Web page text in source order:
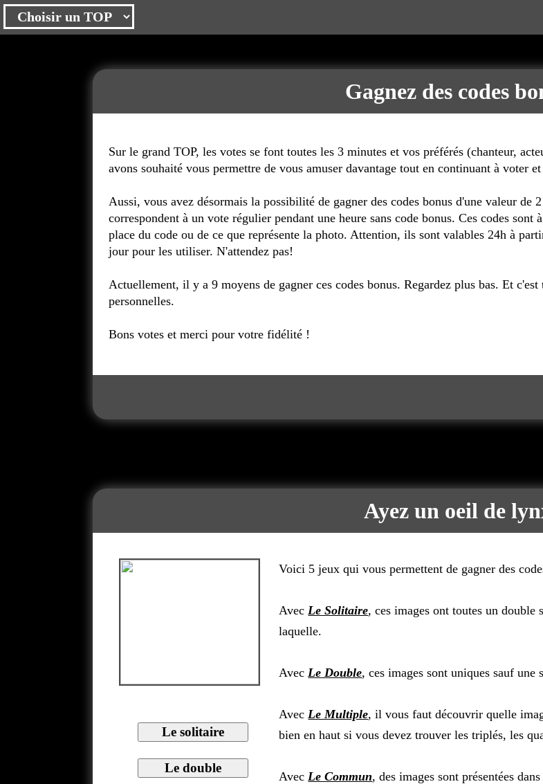
Gagnez des codes
Sur le grand TOP, les votes se font toutes les 3 minutes et vos préférés (chanteur,
avons souhaité vous permettre de vous amuser davantage tout en continuant à voter
Aussi, vous avez désormais la possibilité de gagner des codes bonus d'une valeur
correspondent à un vote régulier pendant une heure sans code bonus. Ces codes
place du code ou de ce que représente la photo. Attention, ils sont valables 24h à
jour pour les utiliser. N'attendez pas!
Actuellement, il y a 9 moyens de gagner ces codes bonus. Regardez plus bas. Et
personnelles.
Bons votes et merci pour votre fidélité !
Ayez un oeil de
Voici 5 jeux qui vous permettent de gagner des
Avec Le Solitaire, ces images ont toutes un
laquelle.
Avec Le Double, ces images sont uniques sauf
Avec Le Multiple, il vous faut découvrir quelle
bien en haut si vous devez trouver les triplés, les
Avec Le Commun, des images sont présentées